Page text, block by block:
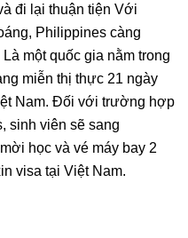
đi lại thuận tiện Với
Philippines càng
một quốc gia nằm trong
miễn thị thực 21 ngày
Nam. Đối với trường hợp
sinh viên sẽ sang
học và vé máy bay 2
visa tại Việt Nam.